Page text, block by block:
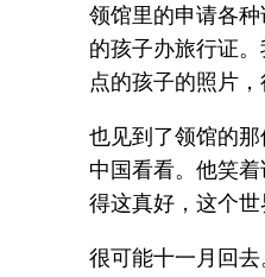
领馆里的申请各
的孩子办旅行证
点的孩子的照片，
也见到了领馆的
中国看看。他笑
得这真好，这个世
很可能十一月回